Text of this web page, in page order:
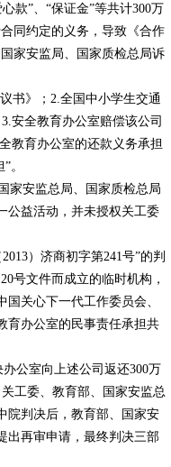
款”、“保证金”等共计300万
同约定的义务，导致《合作
家安监局、国家质检总局诉
书》；2.全国中小学生交通
安全教育办公室赔偿该公司
教育办公室的还款义务承担
。
家安监总局、国家质检总局
公益活动，并未授权关工委
）济商初字第241号”的判
号文件而成立的临时机构，
关心下一代工作委员会、
育办公室的民事责任承担共
公室向上述公司返还300万
工委、教育部、国家安监总
院判决后，教育部、国家安
出再审申请，最终判决三部